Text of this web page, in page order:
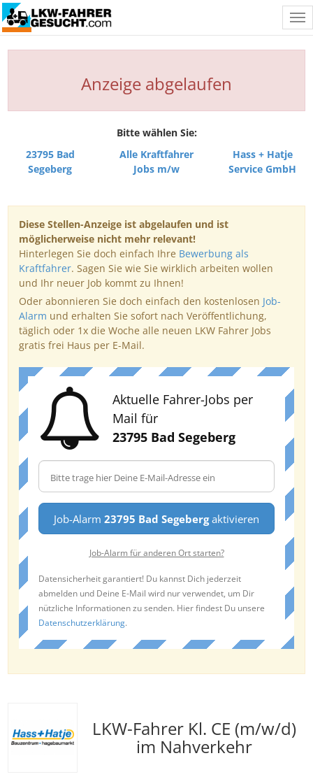
Anzeige abgelaufen
Bitte wählen Sie:
23795 Bad
Segeberg
Alle Kraftfahrer
Jobs m/w
Hass + Hatje
Service GmbH
Diese Stellen-Anzeige ist abgelaufen und ist
möglicherweise nicht mehr relevant!
Hinterlegen Sie doch einfach Ihre Bewerbung als
Kraftfahrer. Sagen Sie wie Sie wirklich arbeiten wollen
und Ihr neuer Job kommt zu Ihnen!
Oder abonnieren Sie doch einfach den kostenlosen Job-
Alarm und erhalten Sie sofort nach Veröffentlichung,
täglich oder 1x die Woche alle neuen LKW Fahrer Jobs
gratis frei Haus per E-Mail.
Aktuelle Fahrer-Jobs per
Mail für
23795 Bad Segeberg
Job-Alarm 23795 Bad Segebergaktivieren
Job-Alarm für anderen Ort starten?
Datensicherheit garantiert! Du kannst Dich jederzeit
abmelden und Deine E-Mail wird nur verwendet, um Dir
nützliche Informationen zu senden. Hier findest Du unsere
Datenschutzerklärung.
LKW-Fahrer Kl. CE (m/w/d)
im Nahverkehr